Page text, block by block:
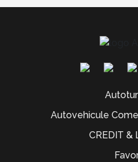
Autovehicule
CREDIT &